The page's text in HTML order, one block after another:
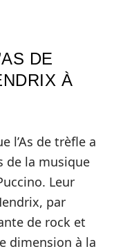
DE
À
l’As de trèfle a
de la musique
Leur
par
de rock et
dimension à la